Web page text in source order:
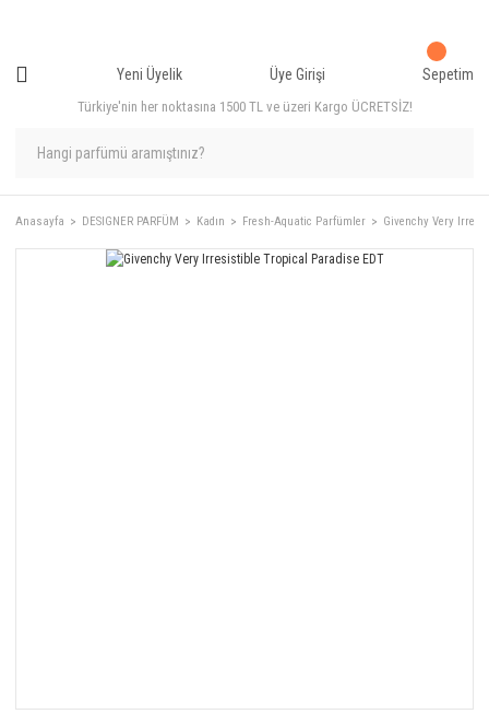
Türkiye'nin her noktasına 1500 TL ve üzeri Kargo ÜCRETSİZ!
Yeni Üyelik Üye Girişi Sepetim
Anasayfa DESIGNER PARFÜM Kadın Fresh-Aquatic Parfümler Givenchy Very